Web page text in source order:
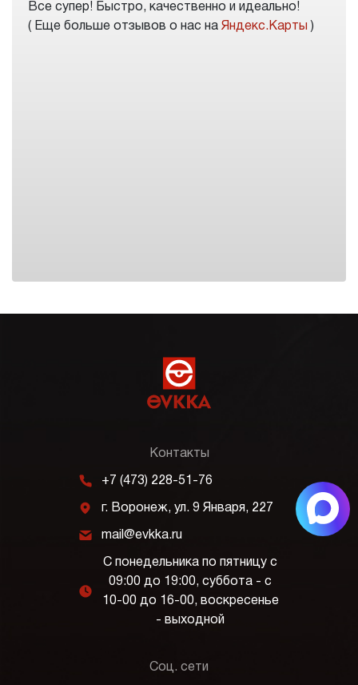
Все супер! Быстро, качественно и идеально!
( Еще больше отзывов о нас на Яндекс.Карты )
Контакты
m +7 (473) 228-51-76
j г. Воронеж, ул. 9 Января, 227
k mail@evkka.ru
l
С понедельника по пятницу с
09:00 до 19:00, суббота - с
10-00 до 16-00, воскресенье
- выходной
Соц. сети